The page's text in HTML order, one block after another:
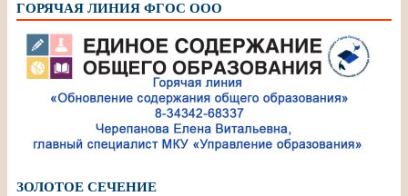
ГОРЯЧАЯ ЛИНИЯ ФГОС ООО
ЗОЛОТОЕ СЕЧЕНИЕ